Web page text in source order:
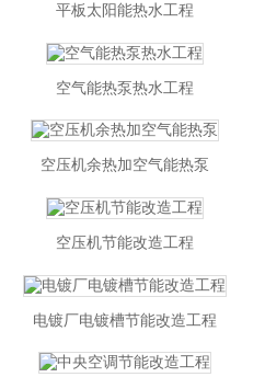
平板太阳能热水工程
空气能热泵热水工程
空压机余热加空气能热泵
空压机节能改造工程
电镀厂电镀槽节能改造工程